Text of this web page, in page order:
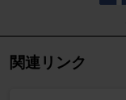
関連リンク